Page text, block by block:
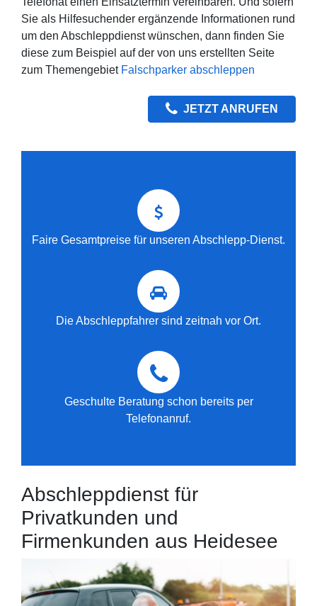
Sie als Hilfesuchender ergänzende Informationen rund
um den Abschleppdienst wünschen, dann finden Sie
diese zum Beispiel auf der von uns erstellten Seite
zum Themengebiet Falschparker abschleppen
JETZT ANRUFEN
Faire Gesamtpreise für unseren Abschlepp-Dienst.
Die Abschleppfahrer sind zeitnah vor Ort.
Geschulte Beratung schon bereits per
Telefonanruf.
Abschleppdienst für
Privatkunden und
Firmenkunden aus Heidesee